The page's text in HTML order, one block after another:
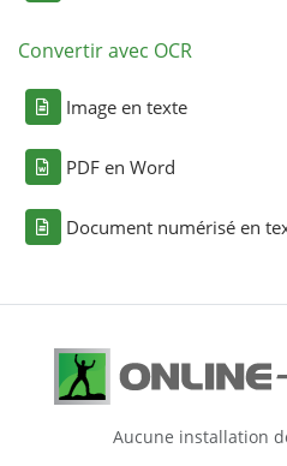
Convertir avec OCR
Image en texte
PDF en Word
Document numérisé en
Aucune installation